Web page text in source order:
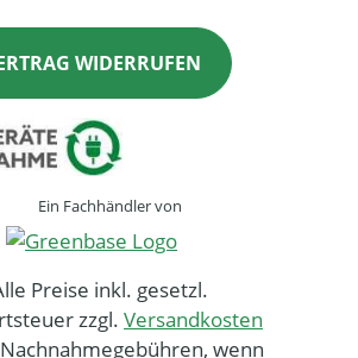
WIDERRUFEN
Ein Fachhändler von
Preise inkl. gesetzl.
zzgl. Versandkosten
wenn